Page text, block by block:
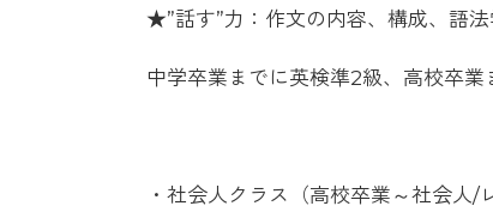
★”話す”力：作文の内容、構成、語法
中学卒業までに英検準2級、高校卒業
・社会人クラス（高校卒業～社会人/